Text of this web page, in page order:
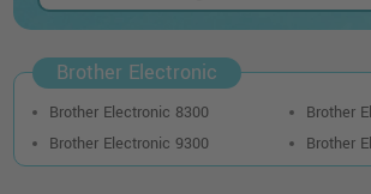
Brother Electronic
Brother Electronic 8300
Brother Electronic 9300
Brother
Brother